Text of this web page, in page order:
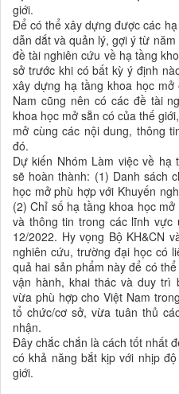
giới.
Để có thể xây dựng được các
dẫn dắt và quản lý, gợi ý từ
đề tài nghiên cứu về hạ tầng
sở trước khi có bất kỳ ý định
xây dựng hạ tầng khoa học
Nam cũng nên có các đề tài
khoa học mở sẵn có của thế
mở cùng các nội dung, thông
đó.
Dự kiến Nhóm Làm việc về hạ
sẽ hoàn thành: (1) Danh sách
học mở phù hợp với Khuyến
(2) Chỉ số hạ tầng khoa học
và thông tin trong các lĩnh vực
12/2022. Hy vọng Bộ KH&CN
nghiên cứu, trường đại học có
quả hai sản phẩm này để có
vận hành, khai thác và duy trì
vừa phù hợp cho Việt Nam
tổ chức/cơ sở, vừa tuân thủ
nhận.
Đây chắc chắn là cách tốt nhất
có khả năng bắt kịp với nhịp
giới.